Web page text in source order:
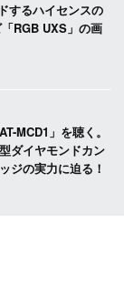
するハイセンスの
RGB UXS」の画
MCD1」を聴く。
ダイヤモンドカン
ジの実力に迫る！